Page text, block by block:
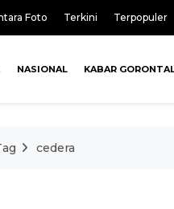
Foto Terkini Terpopuler
NASIONAL KABAR
cedera